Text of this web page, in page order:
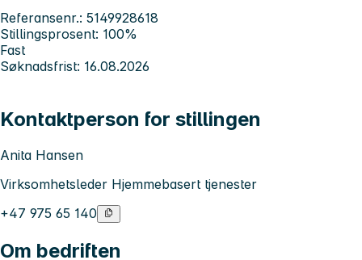
Referansenr.: 5149928618
Stillingsprosent: 100%
Fast
Søknadsfrist: 16.08.2026
Kontaktperson for stillingen
Anita Hansen
Virksomhetsleder Hjemmebasert tjenester
+47 975 65 140
Om bedriften